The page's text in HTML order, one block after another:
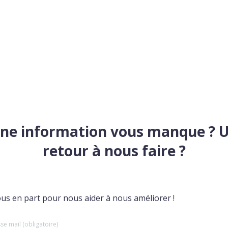
information vous manque ?
retour à nous faire ?
en part pour nous aider à nous améliorer !
mail (obligatoire)